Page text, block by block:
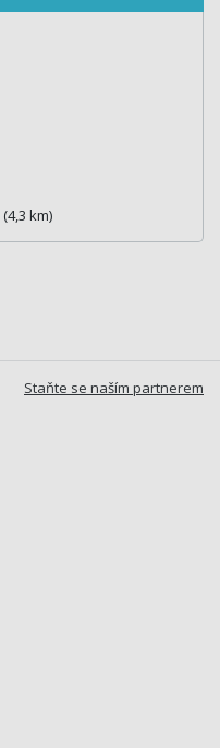
(4,3 km)
Staňte se naším partnerem